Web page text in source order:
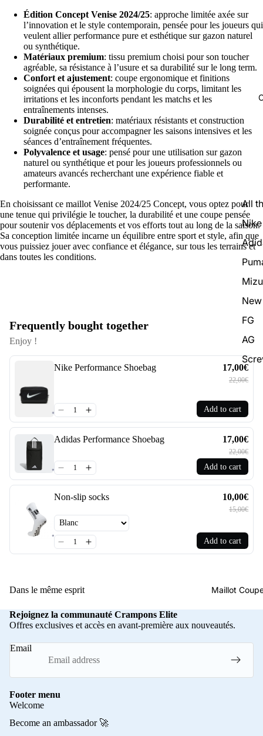
All
Nike
FG
AG
Maillot
Édition Concept Venise 2024/25: approche limitée axée sur
l’innovation et le style contemporain, pensée pour les joueurs qui
veulent allier performance pure et esthétique sur gazon naturel
ou synthétique.
Matériaux premium: tissu premium choisi pour son toucher
agréable, sa résistance à l’usure et sa durabilité sur le long term.
Confort et ajustement: coupe ergonomique et finitions
soignées qui épousent la morphologie du corps, limitant les
irritations et les inconforts pendant les matchs et les
entraînements intenses.
Durabilité et entretien: matériaux résistants et construction
soignée conçus pour accompagner les saisons intensives et les
séances d’entraînement fréquentes.
Polyvalence et usage: pensé pour une utilisation sur gazon
naturel ou synthétique et pour les joueurs professionnels ou
amateurs avancés recherchant une expérience fiable et
performante.
En choisissant ce maillot Venise 2024/25 Concept, vous optez pour
une tenue qui privilégie le toucher, la durabilité et une coupe pensée
pour soutenir vos déplacements et vos efforts tout au long de la saison.
Sa conception limitée incarne un équilibre entre sport et style, afin que
vous puissiez jouer avec confiance et élégance, sur tous les terrains et
dans toutes les conditions.
Frequently bought together
Enjoy !
Nike Performance Shoebag 17,00€
22,00€
Add to cart
Adidas Performance Shoebag 17,00€
22,00€
Add to cart
Non-slip socks 10,00€
15,00€
Add to cart
Dans le même esprit
Rejoignez la communauté Crampons Elite
Offres exclusives et accès en avant-première aux nouveautés.
Email
Footer menu
Welcome
Become an ambassador 🚀